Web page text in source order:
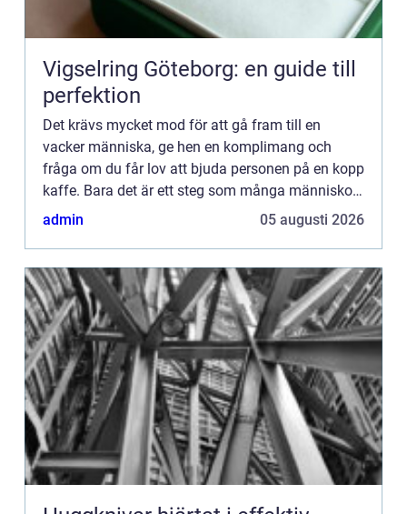
Vigselring Göteborg: en guide till
perfektion
Det krävs mycket mod för att gå fram till en
vacker människa, ge hen en komplimang och
fråga om du får lov att bjuda personen på en kopp
kaffe. Bara det är ett steg som många människor
helt enkel...
admin 05 augusti 2026